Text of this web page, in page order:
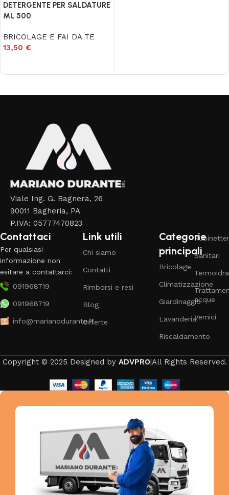
DETERGENTE PER SALDATURE
ML 500
BRICOLAGE E FAI DA TE
13,50 €
Viale Ing. G. Bagnera, 26
90011 Bagheria, PA
P.IVA: 05777470823
Contattaci
Per qualsiasi
informazione non
esitare a contattarci:
091968719
091968719
info@marianodurante.it
Link utili
Chi siamo
Contatti
Rimborsi e resi
Blog
Offerte
Categorie
principali
Bricolage
Climatizzazione
Giardinaggio
Lavanderia
Riscaldamento
Sanitari
acque
Vernici
Copyright © 2025 Designed by ADVPRO|All Rights Reserved.